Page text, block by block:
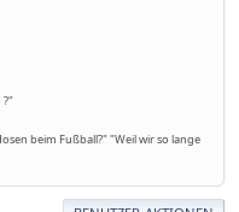
?"
beim Fußball?" "Weil wir so lange